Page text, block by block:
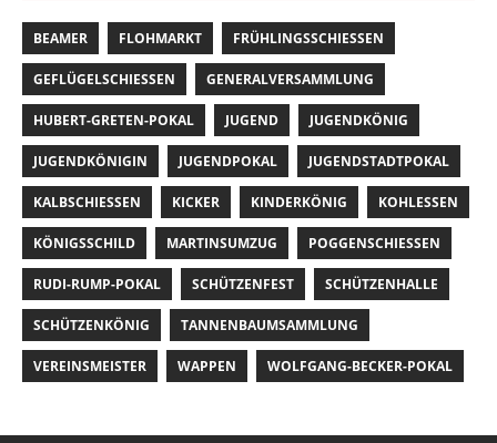
BEAMER FLOHMARKT FRÜHLINGSSCHIESSEN
GEFLÜGELSCHIESSEN GENERALVERSAMMLUNG
HUBERT-GRETEN-POKAL JUGEND JUGENDKÖNIG
JUGENDKÖNIGIN JUGENDPOKAL JUGENDSTADTPOKAL
KALBSCHIESSEN KICKER KINDERKÖNIG KOHLESSEN
KÖNIGSSCHILD MARTINSUMZUG POGGENSCHIESSEN
RUDI-RUMP-POKAL SCHÜTZENFEST SCHÜTZENHALLE
SCHÜTZENKÖNIG TANNENBAUMSAMMLUNG
VEREINSMEISTER WAPPEN WOLFGANG-BECKER-POKAL